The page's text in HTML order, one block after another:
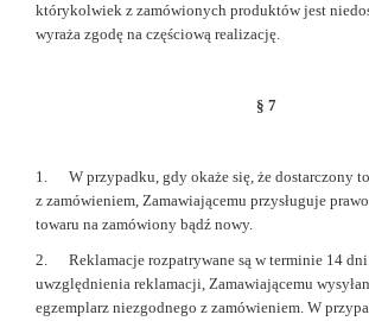
którykolwiek z zamówionych produktów jest
wyraża zgodę na częściową realizację.
§ 7
1. W przypadku, gdy okaże się, że dostarczony
z zamówieniem, Zamawiającemu przysługuje
towaru na zamówiony bądź nowy.
2. Reklamacje rozpatrywane są w terminie 14
uwzględnienia reklamacji, Zamawiającemu
egzemplarz niezgodnego z zamówieniem. W